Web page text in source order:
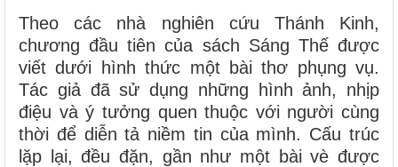
Theo các nhà nghiên cứu Thánh Kinh,
chương đầu tiên của sách Sáng Thế được
viết dưới hình thức một bài thơ phụng vụ.
Tác giả đã sử dụng những hình ảnh, nhịp
điệu và ý tưởng quen thuộc với người cùng
thời để diễn tả niềm tin của mình. Cấu trúc
lặp lại, đều đặn, gần như một bài vè được